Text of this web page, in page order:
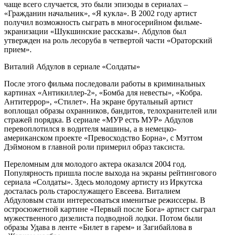
чаще всего случается, это были эпизоды в сериалах –
«Гражданин начальник», «Я кукла». В 2002 году артист
получил возможность сыграть в многосерийном фильме-
экранизации «Шукшинские рассказы». Абдулов был
утвержден на роль лесоруба в четвертой части «Ораторский
прием».
Виталий Абдулов в сериале «Солдаты»
После этого фильма последовали работы в криминальных
картинах «Антикиллер-2», «Бомба для невесты», «Кобра.
Антитеррор», «Стилет». На экране брутальный артист
воплощал образы охранников, бандитов, телохранителей или
стражей порядка. В сериале «МУР есть МУР» Абдулов
перевоплотился в водителя машины, а в немецко-
американском проекте «Превосходство Борна», с Мэттом
Дэймоном в главной роли примерил образ таксиста.
Переломным для молодого актера оказался 2004 год.
Популярность пришла после выхода на экраны рейтингового
сериала «Солдаты». Здесь молодому артисту из Иркутска
досталась роль старослужащего Евсеева. Виталием
Абдуловым стали интересоваться именитые режиссеры. В
остросюжетной картине «Первый после Бога» артист сыграл
мужественного дизелиста подводной лодки. Потом были
образы Удава в ленте «Билет в гарем» и Загибайлова в